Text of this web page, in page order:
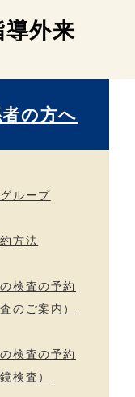
導外来
の方へ
ループ
方法
検査の予約
のご案内）
検査の予約
検査）